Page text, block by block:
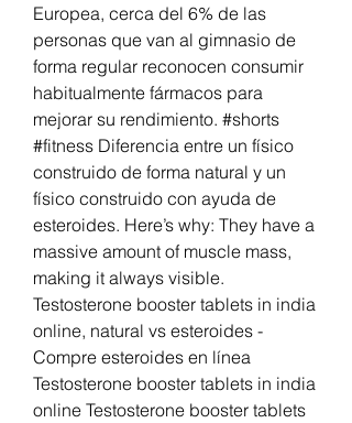
Europea, cerca del 6% de las
personas que van al gimnasio de
forma regular reconocen consumir
habitualmente fármacos para
mejorar su rendimiento. #shorts
#fitness Diferencia entre un físico
construido de forma natural y un
físico construido con ayuda de
esteroides. Here’s why: They have a
massive amount of muscle mass,
making it always visible.
Testosterone booster tablets in india
online, natural vs esteroides -
Compre esteroides en línea
Testosterone booster tablets in india
online Testosterone booster tablets